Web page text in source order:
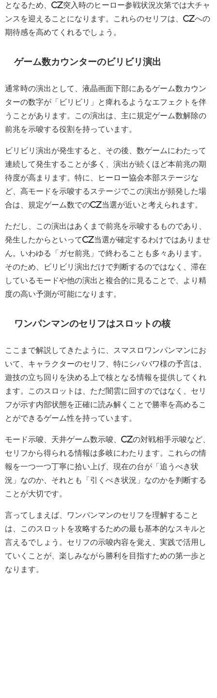
となるため、CZ突入時のヒーロー参戦状況次第では大チャ
ンスを迎えることになります。これらのセリフは、CZへの
期待感を高めてくれるでしょう。
ゲーム数カウンターのビリビリ演出
通常時の演出として、液晶画面下部にあるゲーム数カウン
ターの数字が「ビリビリ」と痺れるようなエフェクトを伴
うことがあります。この演出は、主に規定ゲーム数解除の
前兆を示唆する役割を持っています。
ビリビリ演出が発生すると、その後、数ゲームにわたって
連続して発生することが多く、演出が続くほど本前兆の期
待度が高まります。特に、ヒーロー協会本部ステージな
ど、高モードを示唆するステージでこの演出が頻発した場
合は、規定ゲーム数でのCZ当選が近いと考えられます。
ただし、この演出はあくまで前兆を示唆するものであり、
発生したからといってCZ当選が確定するわけではありませ
ん。いわゆる「ガセ前兆」で終わることも多々あります。
そのため、ビリビリ演出だけで判断するのではなく、滞在
しているモードや他の演出と複合的に見ることで、より精
度の高い予測が可能になります。
ワンパンマンのセリフはスロットの核
ここまで解説してきたように、スマスロワンパンマンにお
いて、キャラクターのセリフ、特にシババワ様の予言は、
遊技の立ち回りを決める上で核となる情報を提供してくれ
ます。このスロットは、ただ闇雲に回すのではなく、セリ
フが示す内部状態を正確に読み解くことで勝率を高めるこ
とができるゲーム性を持っています。
モード示唆、天井ゲーム数示唆、CZの対戦相手示唆など、
セリフから得られる情報は多岐にわたります。これらの情
報を一つ一つ丁寧に拾い上げ、現在の台が「追うべき状
況」なのか、それとも「引くべき状況」なのかを判断する
ことが大切です。
言ってしまえば、ワンパンマンのセリフを理解すること
は、このスロットを攻略するための最も基本的なスキルと
言えるでしょう。セリフの示唆内容を覚え、実践で活用し
ていくことが、楽しみながら勝利を目指すための第一歩と
なります。